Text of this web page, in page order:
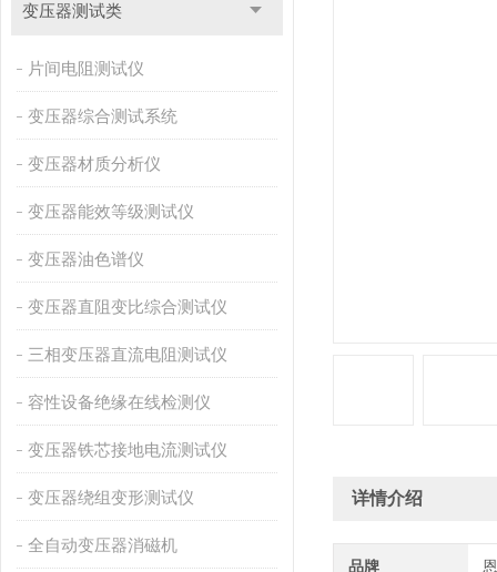
变压器测试类
片间电阻测试仪
变压器综合测试系统
变压器材质分析仪
变压器能效等级测试仪
变压器油色谱仪
变压器直阻变比综合测试仪
三相变压器直流电阻测试仪
容性设备绝缘在线检测仪
变压器铁芯接地电流测试仪
变压器绕组变形测试仪
全自动变压器消磁机
详情介绍
品牌